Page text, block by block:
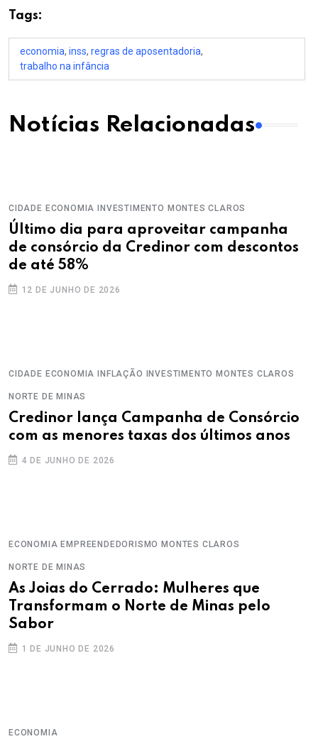
Tags:
economia, inss, regras de aposentadoria,
trabalho na infância
Notícias Relacionadas
CIDADE ECONOMIA INVESTIMENTO MONTES CLAROS
Último dia para aproveitar campanha
de consórcio da Credinor com descontos
de até 58%
12 DE JUNHO DE 2026
CIDADE ECONOMIA INFLAÇÃO INVESTIMENTO MONTES CLAROS
NORTE DE MINAS
Credinor lança Campanha de Consórcio
com as menores taxas dos últimos anos
4 DE JUNHO DE 2026
ECONOMIA EMPREENDEDORISMO MONTES CLAROS
NORTE DE MINAS
As Joias do Cerrado: Mulheres que
Transformam o Norte de Minas pelo
Sabor
1 DE JUNHO DE 2026
ECONOMIA